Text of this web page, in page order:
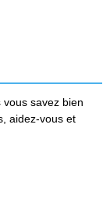
savez bien
aidez-vous et